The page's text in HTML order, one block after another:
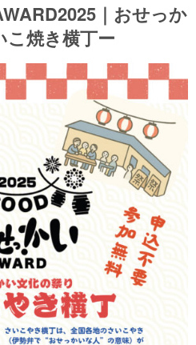
｜おせっか
こ焼き横丁ー